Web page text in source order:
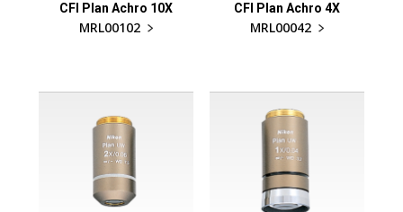
CFI Plan Achro 10X
MRL00102
CFI Plan Achro 4X
MRL00042